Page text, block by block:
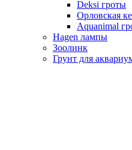
Deksi гроты
Орловская
Aquanimal
Hagen лампы
Зоолинк
Грунт для